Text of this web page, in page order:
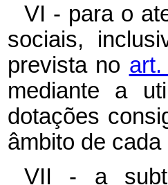
VI - para o
sociais,
prevista no
mediante a
dotações
âmbito de
VII - a